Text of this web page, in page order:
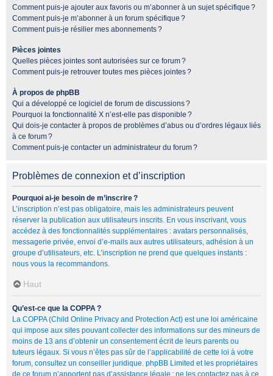
Comment puis-je ajouter aux favoris ou m’abonner à un sujet spécifique ?
Comment puis-je m’abonner à un forum spécifique ?
Comment puis-je résilier mes abonnements ?
Pièces jointes
Quelles pièces jointes sont autorisées sur ce forum ?
Comment puis-je retrouver toutes mes pièces jointes ?
À propos de phpBB
Qui a développé ce logiciel de forum de discussions ?
Pourquoi la fonctionnalité X n’est-elle pas disponible ?
Qui dois-je contacter à propos de problèmes d’abus ou d’ordres légaux liés
à ce forum ?
Comment puis-je contacter un administrateur du forum ?
Problèmes de connexion et d’inscription
Pourquoi ai-je besoin de m’inscrire ?
L’inscription n’est pas obligatoire, mais les administrateurs peuvent
réserver la publication aux utilisateurs inscrits. En vous inscrivant, vous
accédez à des fonctionnalités supplémentaires : avatars personnalisés,
messagerie privée, envoi d’e-mails aux autres utilisateurs, adhésion à un
groupe d’utilisateurs, etc. L’inscription ne prend que quelques instants :
nous vous la recommandons.
Haut
Qu’est-ce que la COPPA ?
La COPPA (Child Online Privacy and Protection Act) est une loi américaine
qui impose aux sites pouvant collecter des informations sur des mineurs de
moins de 13 ans d’obtenir un consentement écrit de leurs parents ou
tuteurs légaux. Si vous n’êtes pas sûr de l’applicabilité de cette loi à votre
forum, consultez un conseiller juridique. phpBB Limited et les propriétaires
de ce forum n’apportent pas d’assistance légale ; ne les contactez pas à ce